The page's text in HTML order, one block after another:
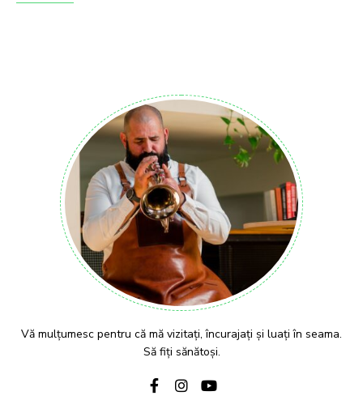
Vă mulțumesc pentru că mă vizitați, încurajați și luați în seama.
Să fiți sănătoși.